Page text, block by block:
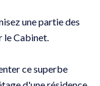
une partie des
le Cabinet.
ce superbe